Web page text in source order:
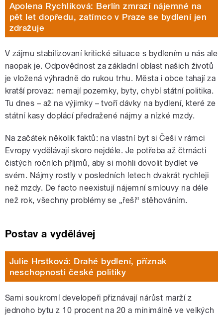
Apolena Rychlíková: Berlín zmrazí nájemné na
pět let dopředu, zatímco v Praze se bydlení jen
zdražuje
V zájmu stabilizovaní kritické situace s bydlením u nás ale
naopak je. Odpovědnost za základní oblast našich životů
je vložená výhradně do rukou trhu. Města i obce tahají za
kratší provaz: nemají pozemky, byty, chybí státní politika.
Tu dnes – až na výjimky – tvoří dávky na bydlení, které ze
státní kasy doplácí předražené nájmy a nízké mzdy.
Na začátek několik faktů: na vlastní byt si Češi v rámci
Evropy vydělávají skoro nejdéle. Je potřeba až čtrnácti
čistých ročních příjmů, aby si mohli dovolit bydlet ve
svém. Nájmy rostly v posledních letech dvakrát rychleji
než mzdy. De facto neexistují nájemní smlouvy na déle
než rok, všechny problémy se „řeší“ stěhováním.
Postav a vydělávej
Julie Hrstková: Drahé bydlení, příznak
neschopnosti české politiky
Sami soukromí developeři přiznávají nárůst marží z
jednoho bytu z 10 procent na 20 a minimálně ve velkých